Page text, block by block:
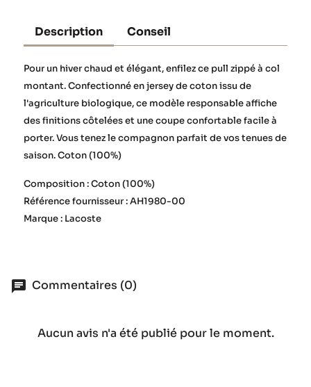
Description Conseil
Pour un hiver chaud et élégant, enfilez ce pull zippé à col
montant. Confectionné en jersey de coton issu de
l'agriculture biologique, ce modèle responsable affiche
des finitions côtelées et une coupe confortable facile à
porter. Vous tenez le compagnon parfait de vos tenues de
saison. Coton (100%)
Composition : Coton (100%)
Référence fournisseur : AH1980-00
Marque : Lacoste
Commentaires (0)
Aucun avis n'a été publié pour le moment.